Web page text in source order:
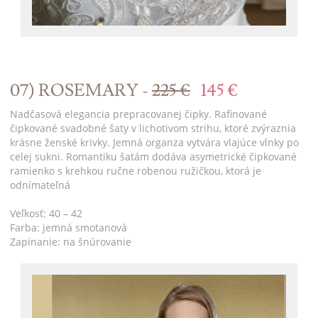
07) ROSEMARY -225 € 145 €
Nadčasová elegancia prepracovanej čipky. Rafinované
čipkované svadobné šaty v lichotivom strihu, ktoré zvýraznia
krásne ženské krivky. Jemná organza vytvára vlajúce vlnky po
celej sukni. Romantiku šatám dodáva asymetrické čipkované
ramienko s krehkou ručne robenou ružičkou, ktorá je
odnímateľná
Veľkosť: 40 – 42
Farba: jemná smotanová
Zapínanie: na šnúrovanie